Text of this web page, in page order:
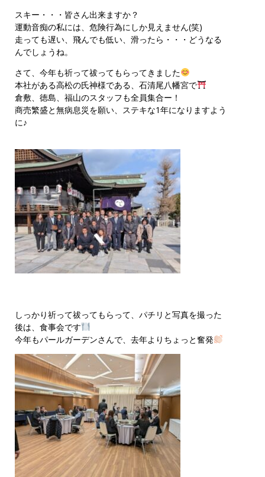
スキー・・・皆さん出来ますか？
運動音痴の私には、危険行為にしか見えません(笑)
走っても遅い、飛んでも低い、滑ったら・・・どうなる
んでしょうね。
さて、今年も祈って祓ってもらってきました
本社がある高松の氏神様である、石清尾八幡宮で
倉敷、徳島、福山のスタッフも全員集合ー！
商売繁盛と無病息災を願い、ステキな1年になりますよう
に♪
しっかり祈って祓ってもらって、パチリと写真を撮った
後は、食事会です
今年もパールガーデンさんで、去年よりちょっと奮発